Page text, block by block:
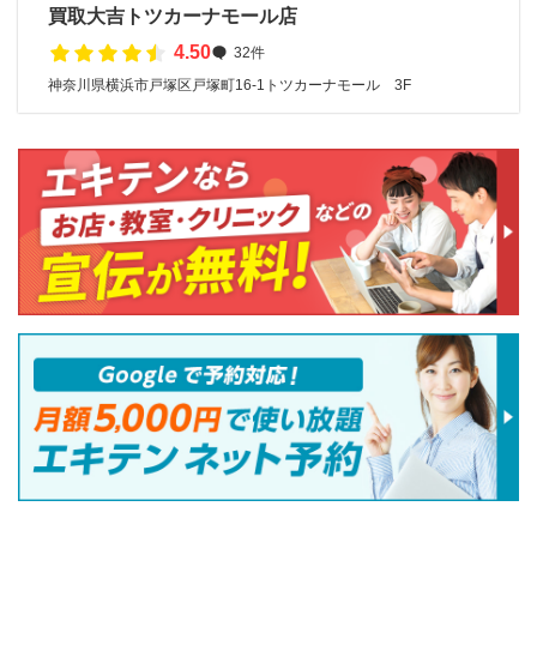
買取大吉トツカーナモール店
4.50
32件
神奈川県横浜市戸塚区戸塚町16-1トツカーナモール 3F